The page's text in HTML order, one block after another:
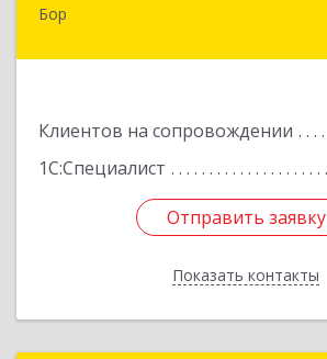
Бор
Клиентов на сопровождении
1С:Специалист
Отправить заявку
Показать контакты
Отправить заявку
Назад